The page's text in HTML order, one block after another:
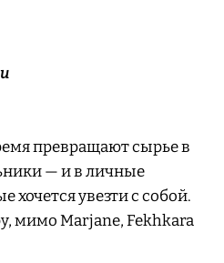
превращают сырье в
— и в личные
хочется увезти с собой.
мимо Marjane, Fekhkara